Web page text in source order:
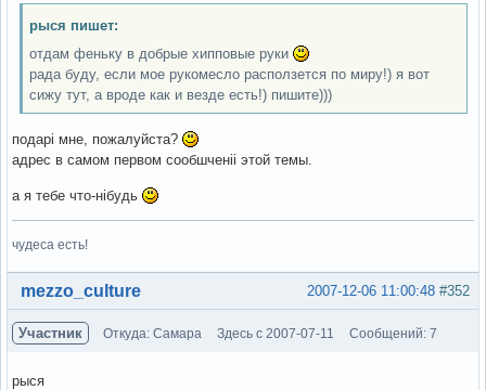
рыся пишет:
отдам феньку в добрые хипповые руки
рада буду, если мое рукомесло расползется по миру!) я вот
сижу тут, а вроде как и везде есть!) пишите)))
подарі мне, пожалуйста?
адрес в самом первом сообшченіі этой темы.
а я тебе что-нібудь
чудеса есть!
Вне форума #352
2007-12-06 11:00:48
mezzo_culture
Участник Откуда: Самара Здесь с 2007-07-11 Сообщений: 7
рыся